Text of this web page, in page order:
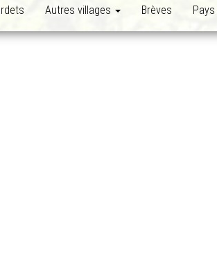
Autres villages Brèves